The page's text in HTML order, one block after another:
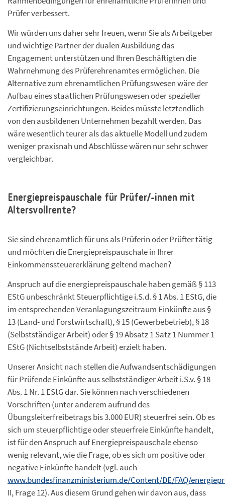
Prüfer verbessert.
Wir würden uns daher sehr freuen, wenn Sie als Arbeitgeber
und wichtige Partner der dualen Ausbildung das
Engagement unterstützen und Ihren Beschäftigten die
Wahrnehmung des Prüferehrenamtes ermöglichen. Die
Alternative zum ehrenamtlichen Prüfungswesen wäre der
Aufbau eines staatlichen Prüfungswesen oder spezieller
Zertifizierungseinrichtungen. Beides müsste letztendlich
von den ausbildenen Unternehmen bezahlt werden. Das
wäre wesentlich teurer als das aktuelle Modell und zudem
weniger praxisnah und Abschlüsse wären nur sehr schwer
vergleichbar.
Energiepreispauschale für Prüfer/-innen mit
Altersvollrente?
Sie sind ehrenamtlich für uns als Prüferin oder Prüfter tätig
und möchten die Energiepreispauschale in Ihrer
Einkommenssteuererklärung geltend machen?
Anspruch auf die energiepreispauschale haben gemäß § 113
EStG unbeschränkt Steuerpflichtige i.S.d. § 1 Abs. 1 EStG, die
im entsprechenden Veranlagungszeitraum Einkünfte aus §
13 (Land- und Forstwirtschaft), § 15 (Gewerbebetrieb), § 18
(Selbstständiger Arbeit) oder § 19 Absatz 1 Satz 1 Nummer 1
EStG (Nichtselbststände Arbeit) erzielt haben.
Unserer Ansicht nach stellen die Aufwandsentschädigungen
für Prüfende Einkünfte aus selbstständiger Arbeit i.S.v. § 18
Abs. 1 Nr. 1 EStG dar. Sie können nach verschiedenen
Vorschriften (unter anderem aufrund des
Übungsleiterfreibetrags bis 3.000 EUR) steuerfrei sein. Ob es
sich um steuerpflichtige oder steuerfreie Einkünfte handelt,
ist für den Anspruch auf Energiepreispauschale ebenso
wenig relevant, wie die Frage, ob es sich um positive oder
negative Einkünfte handelt (vgl. auch
www.bundesfinanzministerium.de/Content/DE/FAQ/
II, Frage 12). Aus diesem Grund gehen wir davon aus, dass